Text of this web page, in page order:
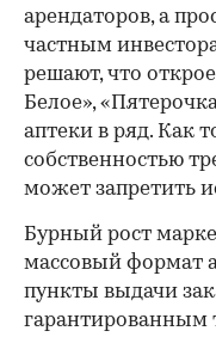
арендаторов, а
частным
решают, что
Белое»,
аптеки в ряд. Как
собственностью
может запретить
Бурный рост
массовый формат
пункты выдачи
гарантированным